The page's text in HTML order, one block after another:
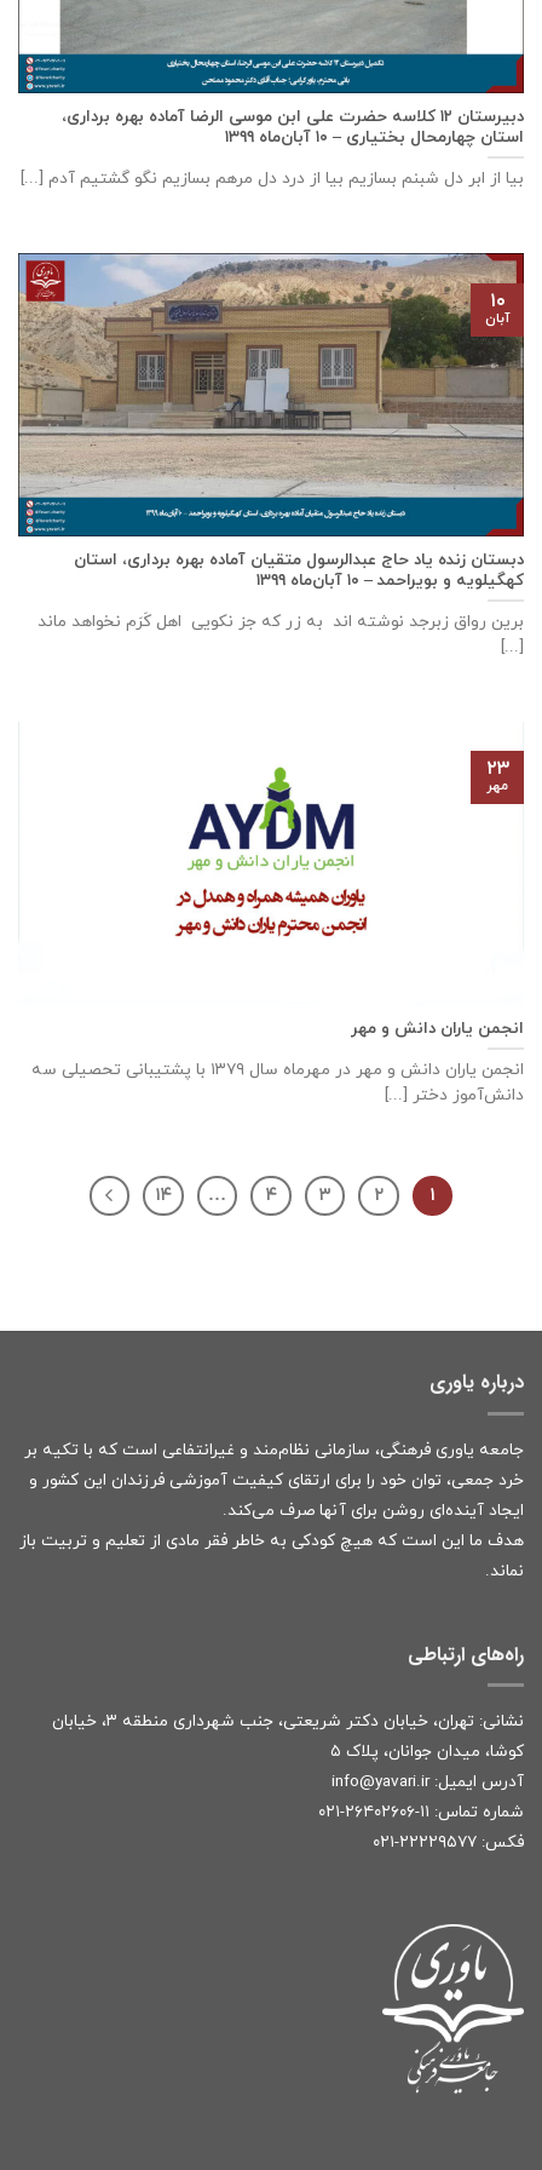
دبيرستان ١٢ كلاسه حضرت علی ابن موسی الرضا آماده بهره برداری،
استان چهارمحال بختياری – ۱۰ آبان‌ماه ۱۳۹۹
بیا از ابر دل شبنم بسازیم بیا از درد دل مرهم بسازیم نگو گشتیم آدم [...]
دبستان زنده ياد حاج عبدالرسول متقيان آماده بهره برداری، استان
كهگيلويه و بويراحمد – ۱۰ آبان‌ماه ۱۳۹۹
برین رواق زبرجد نوشته اند به زر که جز نکویی اهل کَرَم نخواهد ماند
[...]
۱۰
آبان
انجمن یاران دانش و مهر
انجمن یاران دانش و مهر در مهرماه سال ۱۳۷۹ با پشتیبانی تحصیلی سه
دانش‌آموز دختر [...]
۲۳
مهر
۱ ۲ ۳ ۴ … ۱۴
درباره یاوری
جامعه یاوری فرهنگی، سازمانی نظام‌مند و غیرانتفاعی است که با تکیه بر
خرد جمعی، توان خود را برای ارتقای کیفیت آموزشی فرزندان این کشور و
ایجاد آینده‌ای روشن برای آنها صرف می‌کند.
هدف ما این است که هیچ کودکی به خاطر فقر مادی از تعلیم و تربیت باز
نماند.
راه‌های ارتباطی
نشانی: تهران، خیابان دکتر شریعتی، جنب شهرداری منطقه ۳، خیابان
کوشا، میدان جوانان، پلاک ۵
آدرس ایمیل: info@yavari.ir
شماره تماس: ۱۱-۲۶۴۰۲۶۰۶-۰۲۱
فکس: ۲۲۲۲۹۵۷۷-۰۲۱